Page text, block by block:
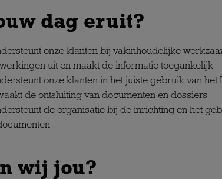
dag eruit?
onze klanten bij vakinhoudelijke
uit en maakt de informatie toegankelijk
onze klanten in het juiste gebruik van het
de ontsluiting van documenten en dossiers
de organisatie bij de inrichting en het
wij jou?